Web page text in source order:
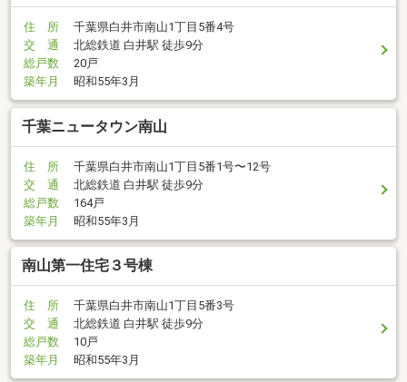
住 所
千葉県白井市南山1丁目5番4号
交 通
北総鉄道 白井駅 徒歩9分
総戸数
20戸
築年月
昭和55年3月
千葉ニュータウン南山
住 所
千葉県白井市南山1丁目5番1号〜12号
交 通
北総鉄道 白井駅 徒歩9分
総戸数
164戸
築年月
昭和55年3月
南山第一住宅３号棟
住 所
千葉県白井市南山1丁目5番3号
交 通
北総鉄道 白井駅 徒歩9分
総戸数
10戸
築年月
昭和55年3月